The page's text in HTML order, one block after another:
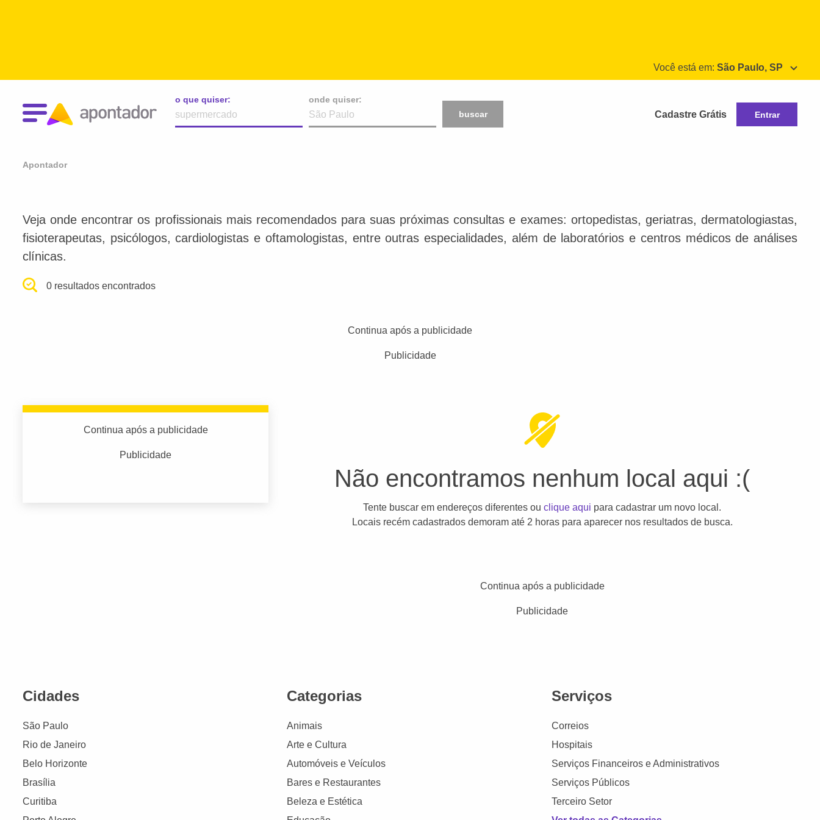
Você está em: São Paulo, SP
o que quiser:
onde quiser:
buscar
Cadastre Grátis Entrar
Apontador
Veja onde encontrar os profissionais mais recomendados para suas próximas consultas e exames: ortopedistas, geriatras, dermatologiastas,
fisioterapeutas, psicólogos, cardiologistas e oftamologistas, entre outras especialidades, além de laboratórios e centros médicos de análises
clínicas.
0 resultados encontrados
Continua após a publicidade
Publicidade
Continua após a publicidade
Publicidade
Não encontramos nenhum local aqui :(
Tente buscar em endereços diferentes ouclique aqui para cadastrar um novo local.
Locais recém cadastrados demoram até 2 horas para aparecer nos resultados de busca.
Continua após a publicidade
Publicidade
Cidades
São Paulo
Rio de Janeiro
Belo Horizonte
Brasília
Curitiba
Categorias
Animais
Arte e Cultura
Automóveis e Veículos
Bares e Restaurantes
Beleza e Estética
Serviços
Correios
Hospitais
Serviços Financeiros e Administrativos
Serviços Públicos
Terceiro Setor